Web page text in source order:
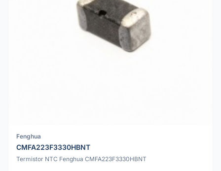
Fenghua
CMFA223F3330HBNT
Termistor NTC Fenghua CMFA223F3330HBNT